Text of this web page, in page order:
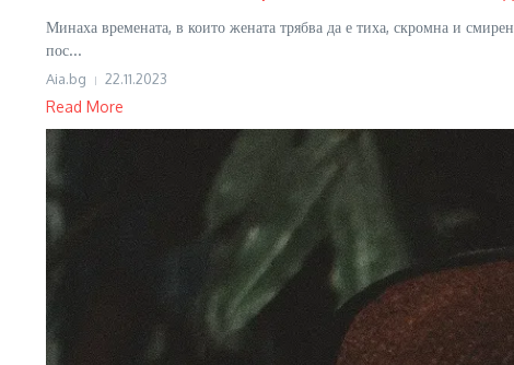
Минаха времената, в които жената трябва да е тиха, скромна и
пос...
Aia.bg 22.11.2023
Read More